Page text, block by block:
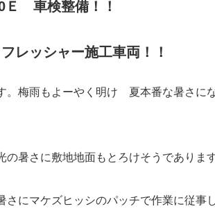
車検整備！！
レッシャー施工車両！！
。梅雨もよーやく明け 夏本番な暑さに
の暑さに敷地地面もとろけそうでありま
にマケズヒッシのパッチで作業に従事